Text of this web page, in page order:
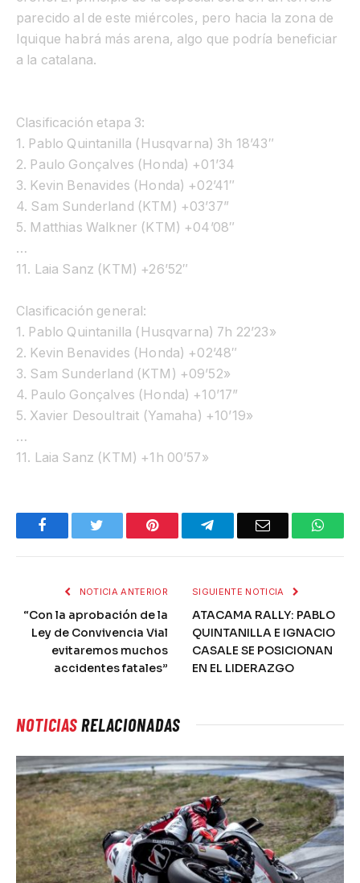
parecido al de este miércoles, pero hacia la zona de
Iquique habrá más arena, algo que podría beneficiar
a la catalana.
Clasificación etapa 3:
1. Pablo Quintanilla (Husqvarna) 3h 18’43″
2. Paulo Gonçalves (Honda) +01’34
3. Kevin Benavides (Honda) +02’41″
4. Sam Sunderland (KTM) +03’37”
5. Matthias Walkner (KTM) +04’08″
…
11. Laia Sanz (KTM) +26’52″
Clasificación general:
1. Pablo Quintanilla (Husqvarna) 7h 22’23»
2. Kevin Benavides (Honda) +02’48″
3. Sam Sunderland (KTM) +09’52»
4. Paulo Gonçalves (Honda) +10’17”
5. Xavier Desoultrait (Yamaha) +10’19»
…
11. Laia Sanz (KTM) +1h 00’57»
Facebook Pinterest TelegramEmail
NOTICIA ANTERIOR
“Con la aprobación de la
Ley de Convivencia Vial
evitaremos muchos
accidentes fatales”
SIGUIENTE NOTICIA
ATACAMA RALLY: PABLO
QUINTANILLA E IGNACIO
CASALE SE POSICIONAN
EN EL LIDERAZGO
NOTICIASRELACIONADAS